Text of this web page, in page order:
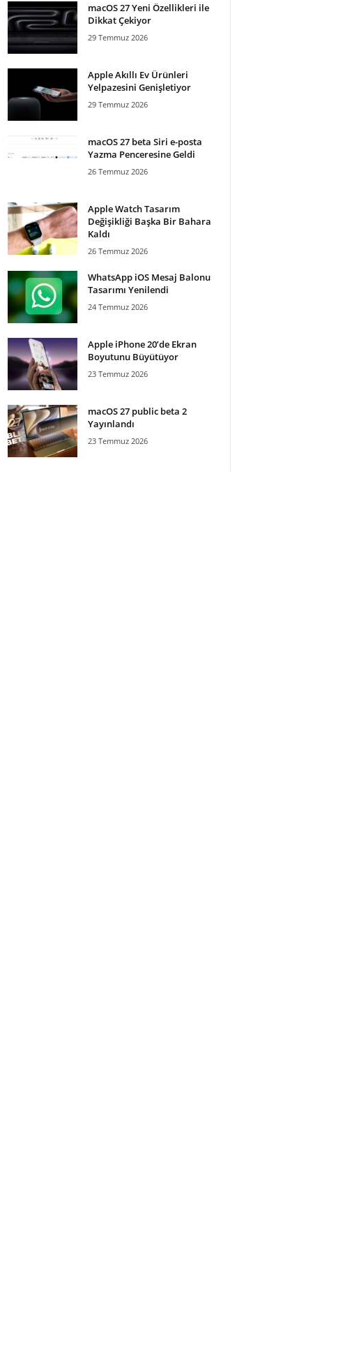
macOS 27 Yeni Özellikleri ile
Dikkat Çekiyor
29 Temmuz 2026
Apple Akıllı Ev Ürünleri
Yelpazesini Genişletiyor
29 Temmuz 2026
macOS 27 beta Siri e-posta
Yazma Penceresine Geldi
26 Temmuz 2026
Apple Watch Tasarım
Değişikliği Başka Bir Bahara
Kaldı
26 Temmuz 2026
WhatsApp iOS Mesaj Balonu
Tasarımı Yenilendi
24 Temmuz 2026
Apple iPhone 20’de Ekran
Boyutunu Büyütüyor
23 Temmuz 2026
macOS 27 public beta 2
Yayınlandı
23 Temmuz 2026